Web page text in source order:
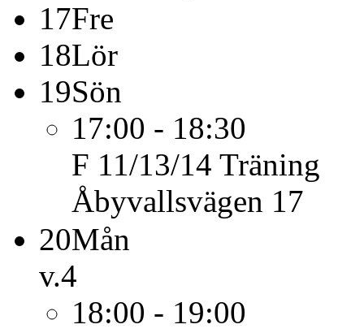
17Fre
18Lör
19Sön
17:00 - 18:30
F 11/13/14 Träning
Åbyvallsvägen 17
20Mån
v.4
18:00 - 19:00